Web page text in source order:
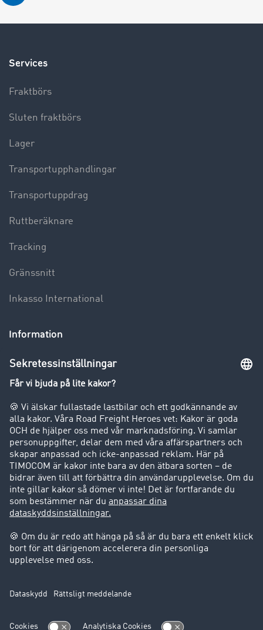
Services
Fraktbörs
Sluten fraktbörs
Lager
Transportupphandlingar
Transportuppdrag
Ruttberäknare
Tracking
Gränssnitt
Inkasso International
Information
Blogg
Nyhetsrum
Transportbarometer
Transportlexikon
Inblick i fraktbörsen
Körförbud för lastbilar
Kunder värvar kunder